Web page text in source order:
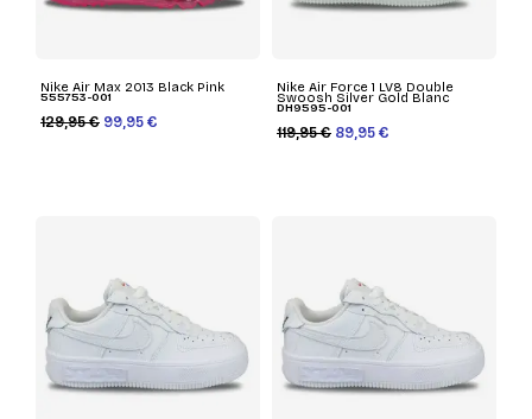
Nike Air Max 2013 Black Pink
555753-001
129,95 € 99,95 €
Nike Air Force 1 LV8 Double
Swoosh Silver Gold Blanc
DH9595-001
119,95 € 89,95 €